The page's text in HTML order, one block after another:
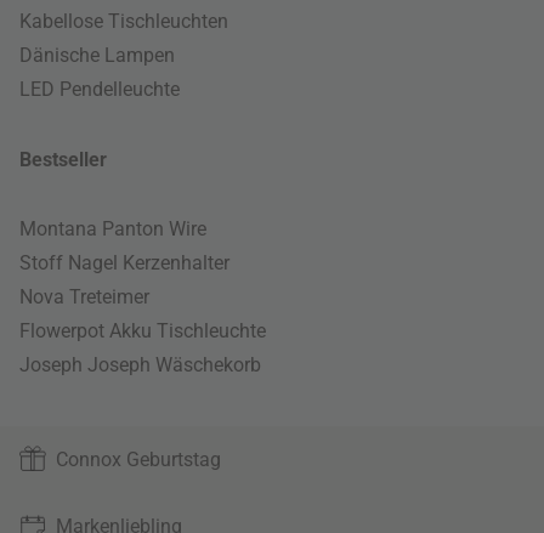
Kabellose Tischleuchten
Dänische Lampen
LED Pendelleuchte
Bestseller
Montana Panton Wire
Stoff Nagel Kerzenhalter
Nova Treteimer
Flowerpot Akku Tischleuchte
Joseph Joseph Wäschekorb
Connox Geburtstag
Markenliebling